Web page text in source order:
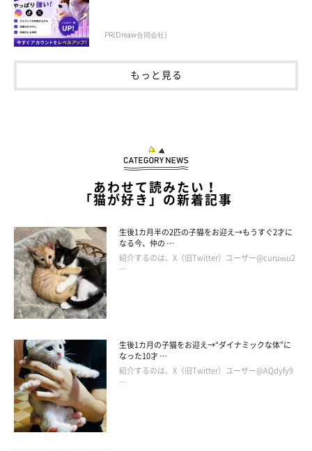
PR(Dreaw合同会社)
もっと見る
あわせて読みたい！
「猫が好き」の新着記事
生後1カ月半の2匹の子猫をお迎え→もうすぐ2才に
なる今、仲の …
紹介するのは、X（旧Twitter）ユーザー@curumu2
…
生後1カ月の子猫をお迎え→“ダイナミックな体”に
なった10才 …
紹介するのは、X（旧Twitter）ユーザー@AQdyfy9
…